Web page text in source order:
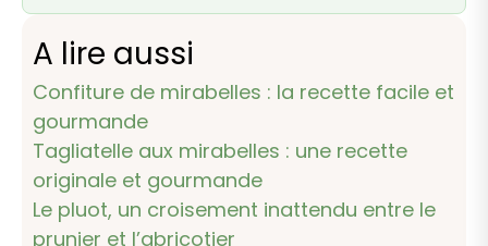
A lire aussi
Confiture de mirabelles : la recette facile et
gourmande
Tagliatelle aux mirabelles : une recette
originale et gourmande
Le pluot, un croisement inattendu entre le
prunier et l’abricotier